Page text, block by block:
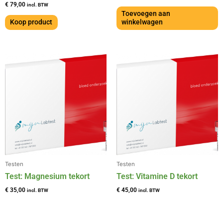
€ 79,00 incl. BTW
Koop product
Toevoegen aan
winkelwagen
Testen
Test: Magnesium tekort
€ 35,00 incl. BTW
Testen
Test: Vitamine D tekort
€ 45,00 incl. BTW